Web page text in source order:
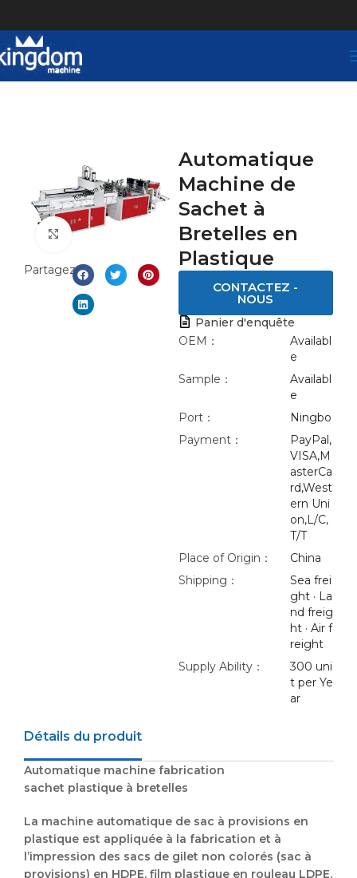
Click to enlarge
Partagez:
Automatique
Machine de
Sachet à
Bretelles en
Plastique
CONTACTEZ -
NOUS
Panier d'enquête
OEM：
Availabl
e
Sample：
Availabl
e
Port：
Ningbo
Payment：
PayPal,
VISA,M
asterCa
rd,West
ern Uni
on,L/C,
T/T
Place of Origin：
China
Shipping：
Sea frei
ght · La
nd freig
ht · Air f
reight
Supply Ability：
300 uni
t per Ye
ar
Détails du produit
Automatique machine fabrication
sachet plastique à bretelles
La machine automatique de sac à provisions en
plastique est appliquée à la fabrication et à
l’impression des sacs de gilet non colorés (sac à
provisions) en HDPE, film plastique en rouleau LDPE.